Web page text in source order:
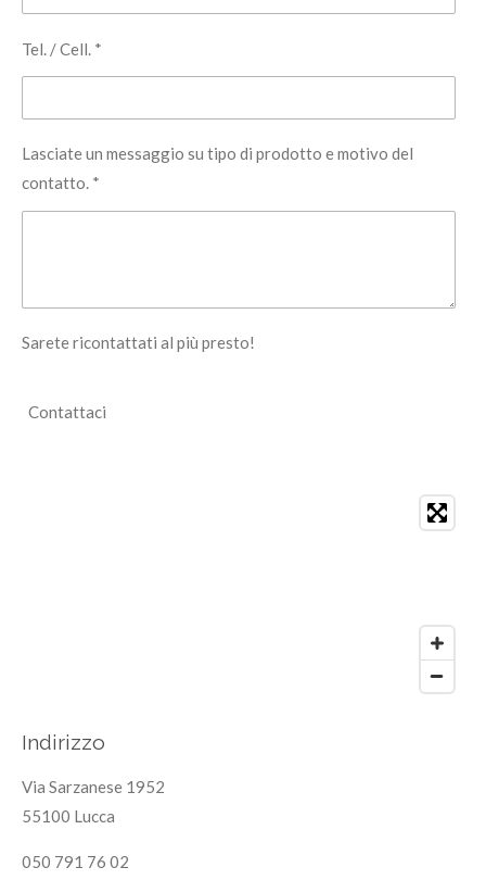
Tel. / Cell. *
Lasciate un messaggio su tipo di prodotto e motivo del
contatto. *
Sarete ricontattati al più presto!
Contattaci
Indirizzo
Via Sarzanese 1952
55100 Lucca
050 791 76 02